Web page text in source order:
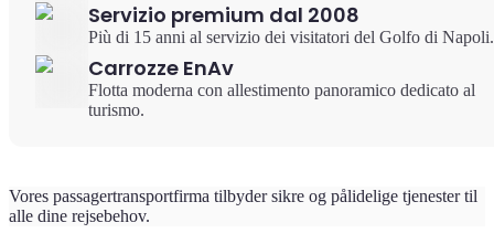
Servizio premium dal 2008
Più di 15 anni al servizio dei visitatori del Golfo di Napoli.
Carrozze EnAv
Flotta moderna con allestimento panoramico dedicato al
turismo.
Vores passagertransportfirma tilbyder sikre og pålidelige tjenester til
alle dine rejsebehov.